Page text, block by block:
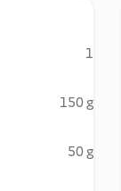
1
150 g
50 g